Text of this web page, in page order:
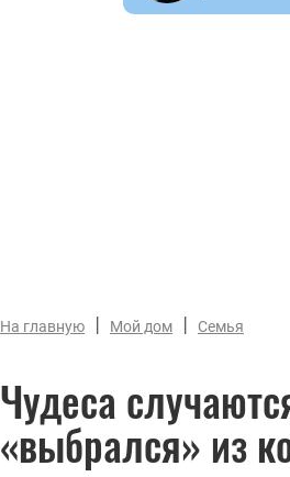
На главную | Мой дом | Семья
Чудеса
«выбрался» из